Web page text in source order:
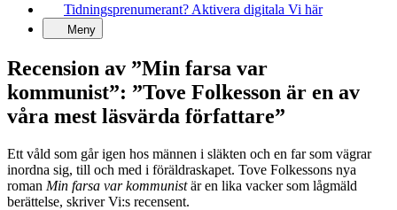
Tidningsprenumerant? Aktivera digitala Vi här
Meny
Recension av ”Min farsa var
kommunist”: ”Tove Folkesson är en av
våra mest läsvärda författare”
Ett våld som går igen hos männen i släkten och en far som vägrar
inordna sig, till och med i föräldraskapet. Tove Folkessons nya
roman Min farsa var kommunistär en lika vacker som lågmäld
berättelse, skriver Vi:s recensent.